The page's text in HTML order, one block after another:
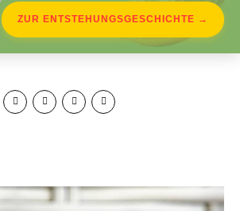
ZUR ENTSTEHUNGSGESCHICHTE →